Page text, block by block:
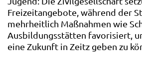
Freizeitangebote, während der
mehrheitlich Maßnahmen wie
Ausbildungsstätten favorisiert,
eine Zukunft in Zeitz geben zu